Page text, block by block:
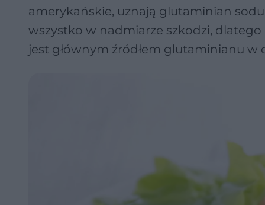
amerykańskie, uznają glutaminian
wszystko w nadmiarze szkodzi,
jest głównym źródłem glutaminianu w